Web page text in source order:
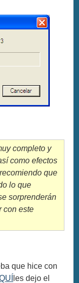
completo y
como efectos
que
lo que
sorprenderán
con este
que hice con
les dejo el